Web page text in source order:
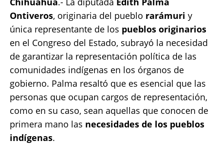
c
e
b
o
o
k
it
te
r
ai
l
at
s
A
p
p
p
y
Li
n
k
a
re
Ontiveros, originaria del pueblo rarámuri y
única representante de los pueblos originarios
en el Congreso del Estado, subrayó la necesidad
de garantizar la representación política de las
comunidades indígenas en los órganos de
gobierno. Palma resaltó que es esencial que las
personas que ocupan cargos de representación,
como en su caso, sean aquellas que conocen de
primera mano las necesidades de los pueblos
indígenas.